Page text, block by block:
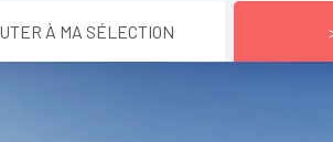
À MA SÉLECTION